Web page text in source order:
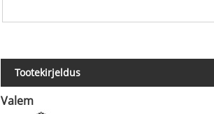
Tootekirjeldus
Valem